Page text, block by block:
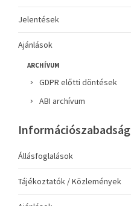
Jelentések
Ajánlások
ARCHÍVUM
GDPR előtti döntések
ABI archívum
Információszabadság
Állásfoglalások
Tájékoztatók / Közlemények